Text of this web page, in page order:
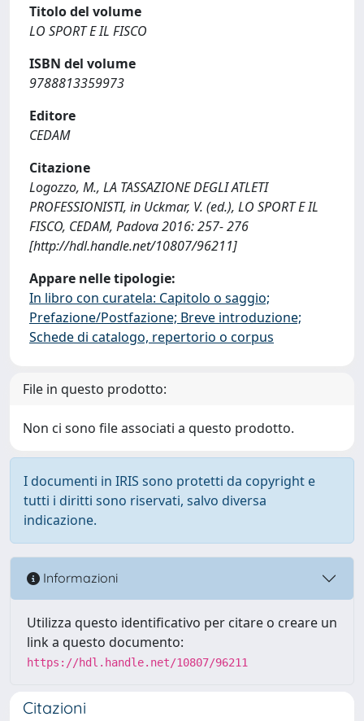
Titolo del volume
LO SPORT E IL FISCO
ISBN del volume
9788813359973
Editore
CEDAM
Citazione
Logozzo, M., LA TASSAZIONE DEGLI ATLETI
PROFESSIONISTI, in Uckmar, V. (ed.), LO SPORT E IL
FISCO, CEDAM, Padova 2016: 257- 276
[http://hdl.handle.net/10807/96211]
Appare nelle tipologie:
In libro con curatela: Capitolo o saggio;
Prefazione/Postfazione; Breve introduzione;
Schede di catalogo, repertorio o corpus
File in questo prodotto:
Non ci sono file associati a questo prodotto.
I documenti in IRIS sono protetti da copyright e
tutti i diritti sono riservati, salvo diversa
indicazione.
Informazioni
Utilizza questo identificativo per citare o creare un
link a questo documento:
https://hdl.handle.net/10807/96211
Citazioni